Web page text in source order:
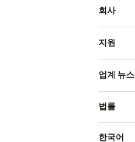
회사
지원
업계 뉴스
법률
한국어